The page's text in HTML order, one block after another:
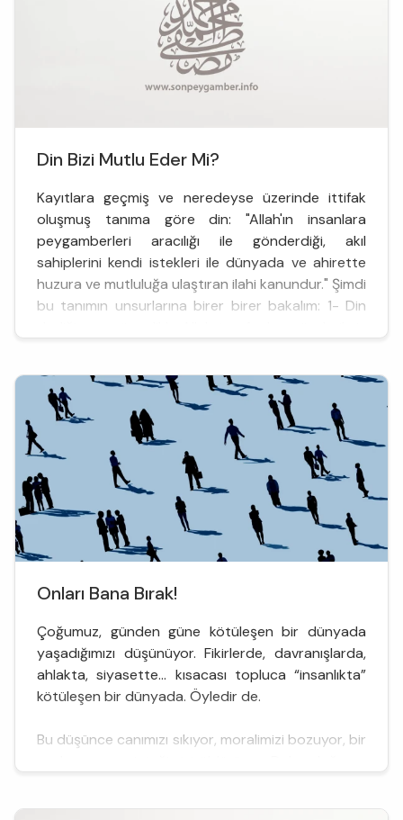
Din Bizi Mutlu Eder Mi?
Kayıtlara geçmiş ve neredeyse üzerinde ittifak
oluşmuş tanıma göre din: "Allah'ın insanlara
peygamberleri aracılığı ile gönderdiği, akıl
sahiplerini kendi istekleri ile dünyada ve ahirette
huzura ve mutluluğa ulaştıran ilahi kanundur." Şimdi
bu tanımın unsurlarına birer birer bakalım: 1- Din
Onları Bana Bırak!
Çoğumuz, günden güne kötüleşen bir dünyada
yaşadığımızı düşünüyor. Fikirlerde, davranışlarda,
ahlakta, siyasette… kısacası topluca “insanlıkta”
kötüleşen bir dünyada. Öyledir de.
Bu düşünce canımızı sıkıyor, moralimizi bozuyor, bir
Çünkü istiyoruz ki her ne yapacaksak,